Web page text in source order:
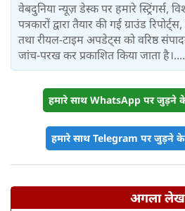
वेबदुनिया न्यूज़ डेस्क पर हमारे स्ट्रिंगर्स,
पत्रकारों द्वारा तैयार की गई ग्राउंड
तथा रीयल-टाइम अपडेट्स को वरिष्ठ
जांच-परख कर प्रकाशित किया जाता है।....
हमारे साथ WhatsApp पर जुड़ने
हमारे साथ Telegram पर जुड़ने
अगला लेख